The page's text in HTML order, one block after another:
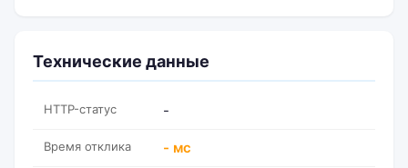
Технические данные
HTTP-статус -
Время отклика - мс